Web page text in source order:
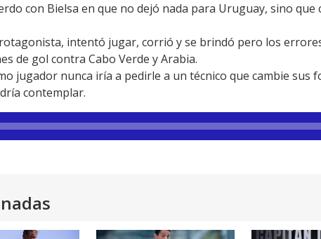
con Bielsa en que no dejó nada para Uruguay, sino
intentó jugar, corrió y se brindó pero los
de gol contra Cabo Verde y Arabia.
jugador nunca iría a pedirle a un técnico que cambie sus
contemplar.